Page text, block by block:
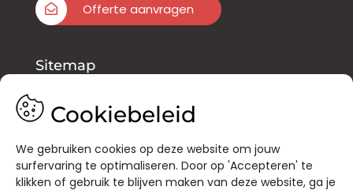
Cookiebeleid
We gebruiken cookies op deze website om jouw
surfervaring te optimaliseren. Door op 'Accepteren' te
klikken of gebruik te blijven maken van deze website, ga je
Offerte aanvragen
Sitemap
Onze diensten
Inloggen Bug Online
Vacatures